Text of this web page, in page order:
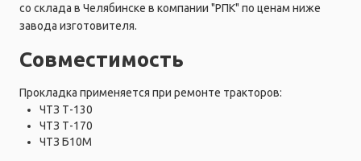
со склада в Челябинске в компании "РПК" по ценам ниже
завода изготовителя.
Совместимость
Прокладка применяется при ремонте тракторов:
ЧТЗ Т-130
ЧТЗ Т-170
ЧТЗ Б10М